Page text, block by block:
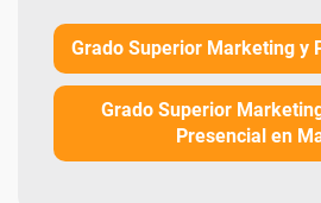
Grado Superior Marketing y
Grado Superior
Presencial en